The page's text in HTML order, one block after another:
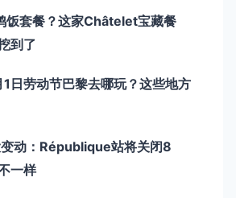
饭套餐？这家Châtelet宝藏餐
到了
日劳动节巴黎去哪玩？这些地方
动：République站将关闭8
一样